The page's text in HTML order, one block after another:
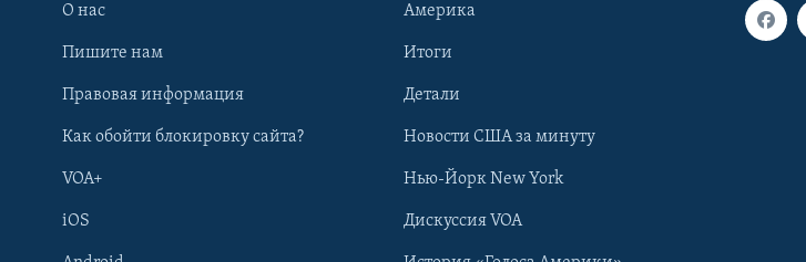
О нас
Пишите нам
Правовая информация
Как обойти блокировку сайта?
VOA+
iOS
Америка
Итоги
Детали
Новости США за минуту
Нью-Йорк New York
Дискуссия VOA